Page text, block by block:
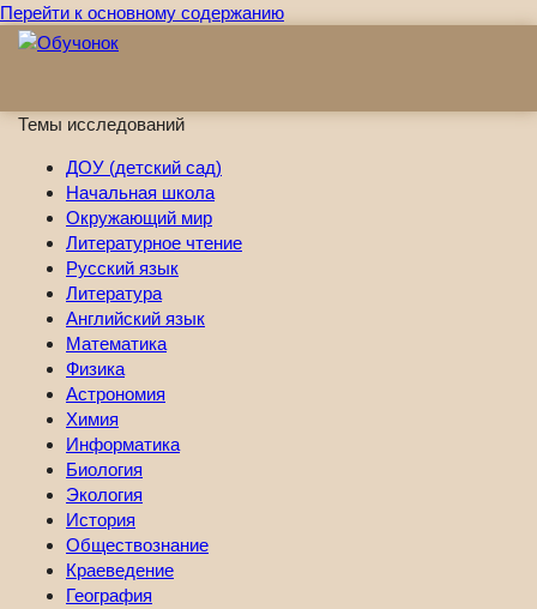
Перейти к основному содержанию
Темы исследований
ДОУ (детский сад)
Начальная школа
Окружающий мир
Литературное чтение
Русский язык
Литература
Английский язык
Математика
Физика
Астрономия
Химия
Информатика
Биология
Экология
История
Обществознание
Краеведение
География